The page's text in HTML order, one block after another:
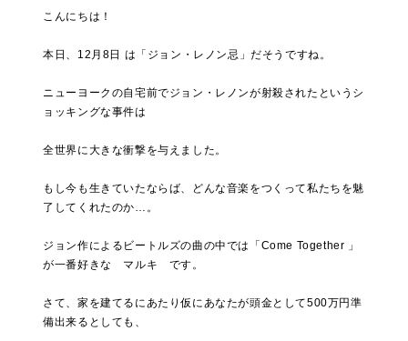
こんにちは！
本日、12月8日 は「ジョン・レノン忌」だそうですね。
ニューヨークの自宅前でジョン・レノンが射殺されたというシ
ョッキングな事件は
全世界に大きな衝撃を与えました。
もし今も生きていたならば、どんな音楽をつくって私たちを魅
了してくれたのか…。
ジョン作によるビートルズの曲の中では「Come Together 」
が一番好きな マルキ です。
さて、家を建てるにあたり仮にあなたが頭金として500万円準
備出来るとしても、